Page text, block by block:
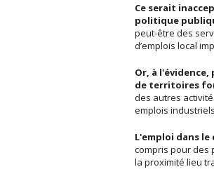
Ce serait
politique
peut-être des
d’emplois local
Or, à
de territoires
des autres
emplois
L'emploi dans
compris pour des
la proximité lieu